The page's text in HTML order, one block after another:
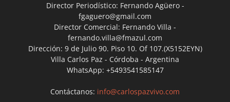
Director Periodístico: Fernando Agüero -
fgaguero@gmail.com
Director Comercial: Fernando Villa -
fernando.villa@fmazul.com
Dirección: 9 de Julio 90. Piso 10. Of 107.(X5152EYN)
Villa Carlos Paz - Córdoba - Argentina
WhatsApp: +5493541585147
Contáctanos: info@carlospazvivo.com